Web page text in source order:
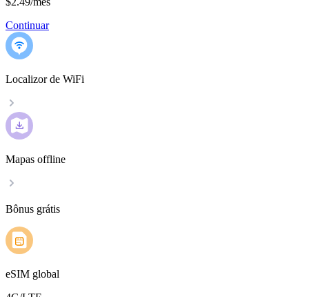
Continuar
Localizor de WiFi
Mapas offline
Bônus grátis
eSIM global